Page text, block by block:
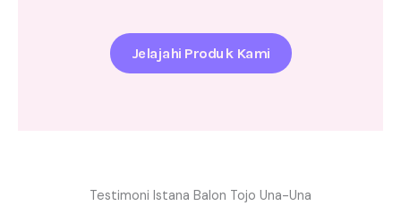
Jelajahi Produk Kami
Testimoni Istana Balon Tojo Una-Una